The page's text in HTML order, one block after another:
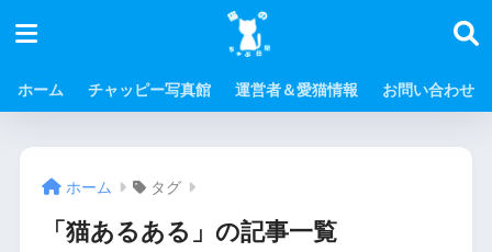
ホーム チャッピー写真館 運営者＆愛猫情報 お問い合わせ
ホーム タグ
「猫あるある」の記事一覧